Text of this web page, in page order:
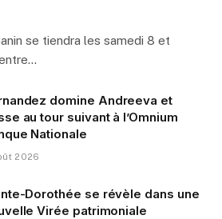
se tiendra les samedi 8 et
domine Andreeva et
au tour suivant à l’Omnium
Nationale
2026
Dorothée se révèle dans une
Virée patrimoniale